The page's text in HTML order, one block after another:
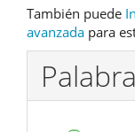
También puede
avanzada para